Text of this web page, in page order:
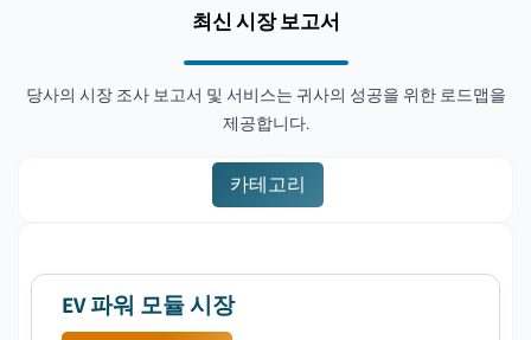
최신 시장 보고서
당사의 시장 조사 보고서 및 서비스는 귀사의 성공을 위한 로드맵을
제공합니다.
카테고리
EV 파워 모듈 시장